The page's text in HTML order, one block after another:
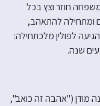
חוזר וצץ בכל
ומתחילה להתאהב,
לפולין מלכתחילה:
שנה.
מודן ("אהבה זה כואב",